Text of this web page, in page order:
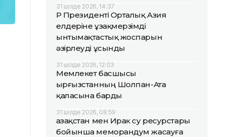
31 шілде 2026, 14:37
ҚР Президенті Орталық Азия
елдеріне ұзақмерзімді
ынтымақтастық жоспарын
әзірлеуді ұсынды
31 шілде 2026, 12:03
Мемлекет басшысы
Қырғызстанның Шолпан-Ата
қаласына барды
31 шілде 2026, 08:59
Қазақстан мен Ирак су ресурстары
бойынша меморандум жасауға